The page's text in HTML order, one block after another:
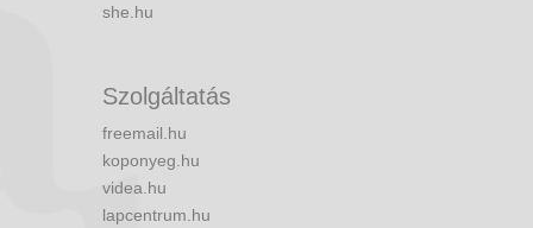
she.hu
Szolgáltatás
freemail.hu
koponyeg.hu
videa.hu
lapcentrum.hu